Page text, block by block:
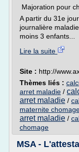
Majoration pour
A partir du 31e
journalière
moins 3 enfants...
Lire la suite
Site : http://
Thèmes liés :
arret maladie /
arret maladie /
maternite
arret maladie /
chomage
MSA -